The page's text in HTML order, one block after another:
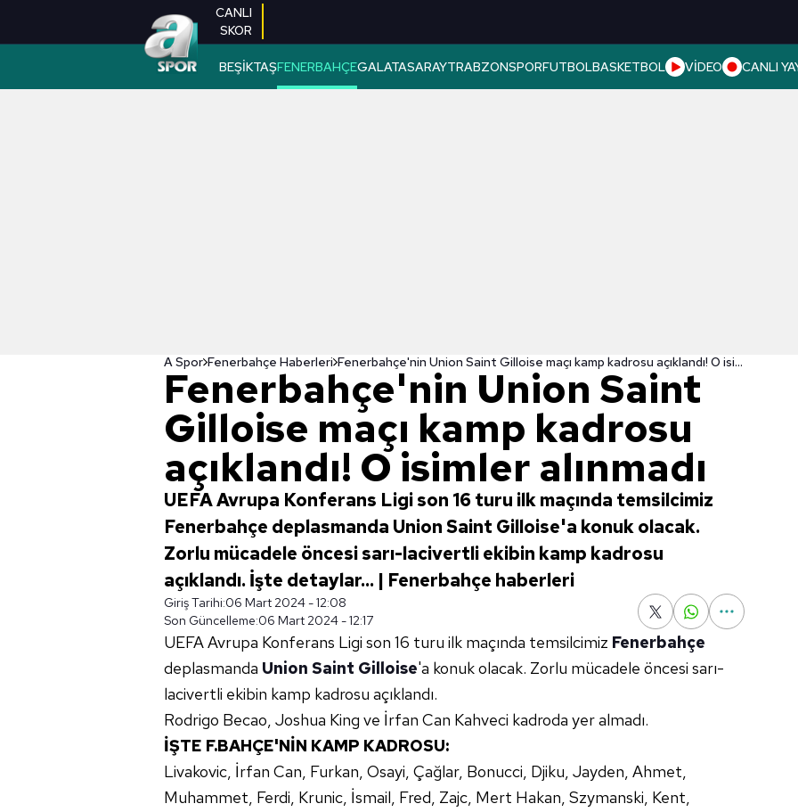
CANLI
SKOR
BEŞİKTAŞFENERBAHÇEGALATASARAYTRABZONSPORFUTBOLBASKETBOL VİDEO CANLI
A Spor Fenerbahçe Haberleri Fenerbahçe'nin Union Saint Gilloise maçı kamp kadrosu açıklandı! O isimler alınmadı
Fenerbahçe'nin Union Saint
Gilloise maçı kamp kadrosu
açıklandı! O isimler alınmadı
UEFA Avrupa Konferans Ligi son 16 turu ilk maçında temsilcimiz
Fenerbahçe deplasmanda Union Saint Gilloise'a konuk olacak.
Zorlu mücadele öncesi sarı-lacivertli ekibin kamp kadrosu
açıklandı. İşte detaylar... | Fenerbahçe haberleri
Giriş Tarihi:06 Mart 2024 - 12:08
Son Güncelleme:06 Mart 2024 - 12:17
UEFA Avrupa Konferans Ligi son 16 turu ilk maçında temsilcimiz Fenerbahçe
deplasmanda Union Saint Gilloise'a konuk olacak. Zorlu mücadele öncesi sarı-
lacivertli ekibin kamp kadrosu açıklandı.
Rodrigo Becao, Joshua King ve İrfan Can Kahveci kadroda yer almadı.
İŞTE F.BAHÇE'NİN KAMP KADROSU:
Livakovic, İrfan Can, Furkan, Osayi, Çağlar, Bonucci, Djiku, Jayden, Ahmet,
Muhammet, Ferdi, Krunic, İsmail, Fred, Zajc, Mert Hakan, Szymanski, Kent,